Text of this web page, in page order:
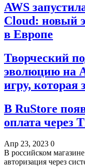
AWS
Cloud: новый
в Европе
Творческий
эволюцию на
игру, которая
В RuStore
оплата через
Апр 23, 2023 0
В российском
авторизация через